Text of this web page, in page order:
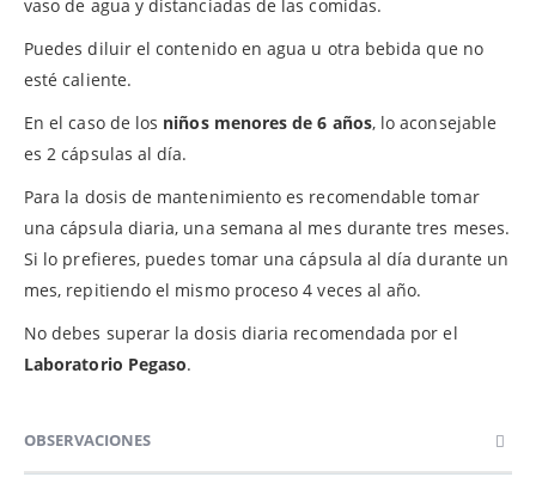
vaso de agua y distanciadas de las comidas.
Puedes diluir el contenido en agua u otra bebida que no
esté caliente.
En el caso de los niños menores de 6 años, lo aconsejable
es 2 cápsulas al día.
Para la dosis de mantenimiento es recomendable tomar
una cápsula diaria, una semana al mes durante tres meses.
Si lo prefieres, puedes tomar una cápsula al día durante un
mes, repitiendo el mismo proceso 4 veces al año.
No debes superar la dosis diaria recomendada por el
Laboratorio Pegaso.
OBSERVACIONES